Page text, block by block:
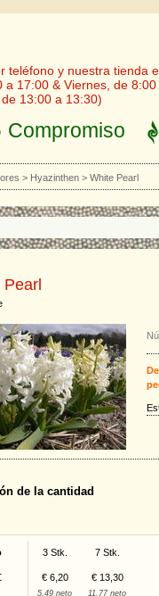
teléfono y nuestra tienda
a 17:00 & Viernes, de
13:00 a 13:30)
Compromiso
> Hyazinthen > White Pearl
de la cantidad
3 Stk. 7 Stk.
€ 6,20 € 13,30
5,49 neto 11,77 neto